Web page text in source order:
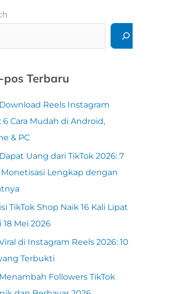
pos Terbaru
Reels Instagram
6 Cara Mudah di Android,
& PC
Uang dari TikTok 2026: 7
Monetisasi Lengkap dengan
TikTok Shop Naik 16 Kali Lipat
18 Mei 2026
di Instagram Reels 2026: 10
Terbukti
Followers TikTok